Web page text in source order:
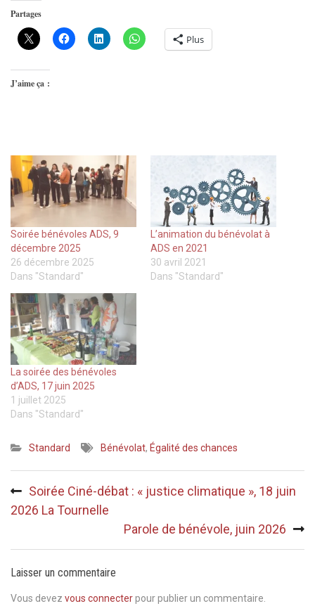
Partages
Plus
J’aime ça :
Soirée bénévoles ADS, 9
décembre 2025
26 décembre 2025
Dans "Standard"
L’animation du bénévolat à
ADS en 2021
30 avril 2021
Dans "Standard"
La soirée des bénévoles
d’ADS, 17 juin 2025
1 juillet 2025
Dans "Standard"
Standard Bénévolat, Égalité des chances
de
Soirée Ciné-débat : « justice climatique », 18 juin
2026 La Tournelle
Parole de bénévole, juin 2026
Laisser un commentaire
Vous devez vous connecterpour publier un commentaire.